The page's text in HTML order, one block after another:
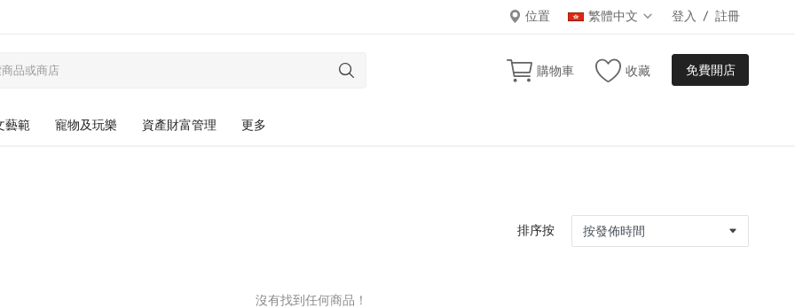
位置 繁體中文 登入 / 註冊
購物車 收藏 免費開店
藝範 寵物及玩樂 資產財富管理 更多
排序按
沒有找到任何商品！